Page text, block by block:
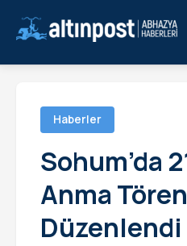
Haberler
Sohum’da
Anma
Düzenlendi